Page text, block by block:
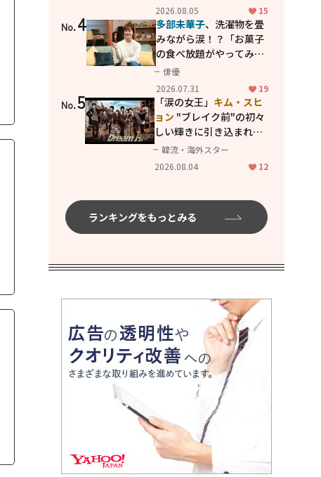
2026.08.05
15
No.4 多部未華子、洗濯物を畳
みながら涙！？「お菓子
の食べ放題がやってみた
い」ハンディファン4台の
暑さ対策も明かす
俳優
2026.07.31
19
No.5 「涙の女王」 キム・スヒ
ョン "ブレイク前"の初々
しい輝きに引き込まれ
る...2PM テギョン
共演の青春名作「ドリー
韓流・海外スター
2026.08.04
12
ランキングをもっとみる